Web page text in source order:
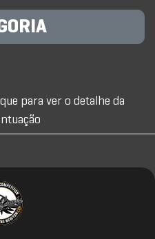
para ver o detalhe da